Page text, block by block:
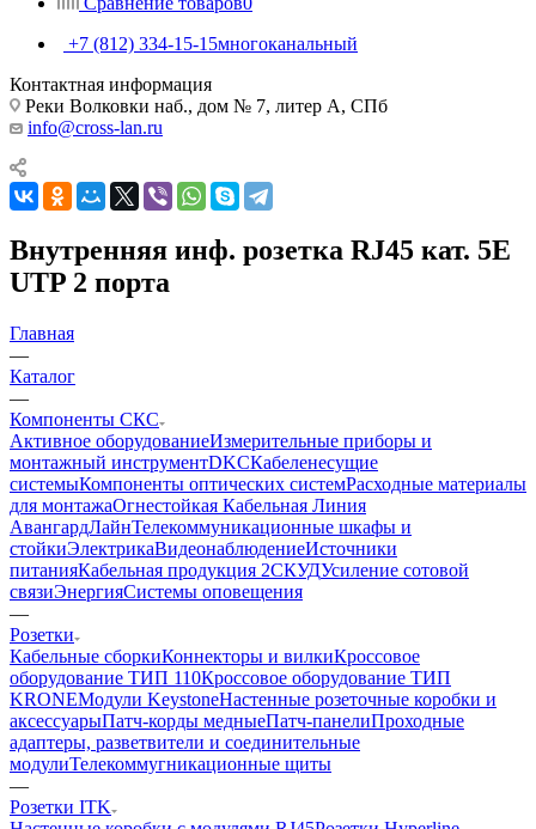
+7 (812) 334-15-15многоканальный
Контактная информация
Реки Волковки наб., дом № 7, литер А, СПб
info@cross-lan.ru
Внутренняя инф. розетка RJ45 кат. 5Е
UTP 2 порта
Главная
—
Каталог
—
Компоненты СКС
Активное оборудованиеИзмерительные приборы и
монтажный инструментDKCКабеленесущие
системыКомпоненты оптических системРасходные материалы
для монтажаОгнестойкая Кабельная Линия
АвангардЛайнТелекоммуникационные шкафы и
стойкиЭлектрикаВидеонаблюдениеИсточники
питанияКабельная продукция 2СКУДУсиление сотовой
связиЭнергияСистемы оповещения
—
Розетки
Кабельные сборкиКоннекторы и вилкиКроссовое
оборудование ТИП 110Кроссовое оборудование ТИП
KRONEМодули KeystoneНастенные розеточные коробки и
аксессуарыПатч-корды медныеПатч-панелиПроходные
адаптеры, разветвители и соединительные
модулиТелекоммугникационные щиты
—
Розетки ITK